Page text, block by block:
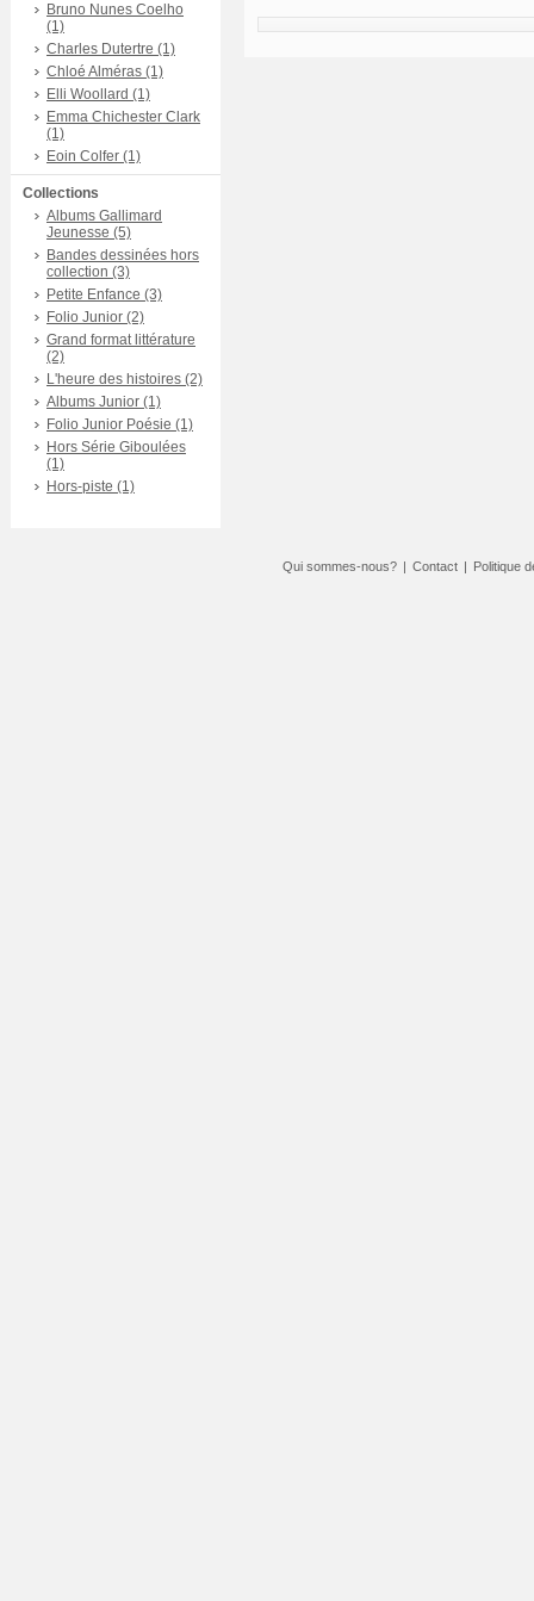
Bruno Nunes Coelho
(1)
Charles Dutertre (1)
Chloé Alméras (1)
Elli Woollard (1)
Emma Chichester Clark
(1)
Eoin Colfer (1)
Collections
Albums Gallimard
Jeunesse (5)
Bandes dessinées hors
collection (3)
Petite Enfance (3)
Folio Junior (2)
Grand format littérature
(2)
L'heure des histoires (2)
Albums Junior (1)
Folio Junior Poésie (1)
Hors Série Giboulées
(1)
Hors-piste (1)
Qui sommes-nous? | Contact | Politique